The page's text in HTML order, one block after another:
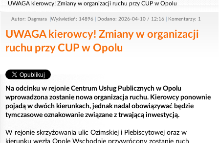
UWAGA kierowcy! Zmiany w organizacji ruchu przy CUP w Opolu
Autor: Dagmara Wyświetleń: 14896 Dodano: 2026-04-10 / 12:16 Komentarzy: 1
UWAGA kierowcy! Zmiany w organizacji
ruchu przy CUP w Opolu
Na odcinku w rejonie Centrum Usług Publicznych w Opolu
wprowadzona zostanie nowa organizacja ruchu. Kierowcy ponownie
pojadą w dwóch kierunkach, jednak nadal obowiązywać będzie
tymczasowe oznakowanie związane z trwającą inwestycją.
W rejonie skrzyżowania ulic Ozimskiej i Plebiscytowej oraz w
kierunku węzła Opole Wschodnie przywrócony zostanie ruch